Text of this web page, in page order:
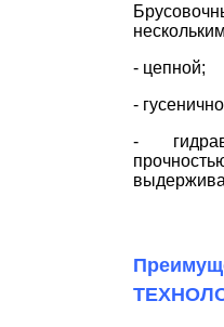
- цепной;
-
-